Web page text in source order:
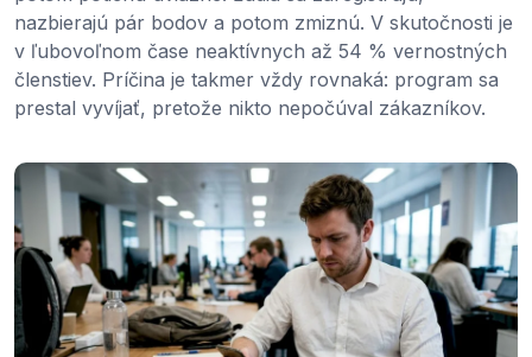
nazbierajú pár bodov a potom zmiznú. V skutočnosti je
v ľubovoľnom čase neaktívnych až 54 % vernostných
členstiev. Príčina je takmer vždy rovnaká: program sa
prestal vyvíjať, pretože nikto nepočúval zákazníkov.